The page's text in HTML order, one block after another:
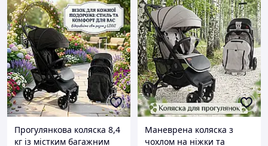
Прогулянкова коляска 8,4
кг із містким багажним
Маневрена коляска з
чохлом на ніжки та